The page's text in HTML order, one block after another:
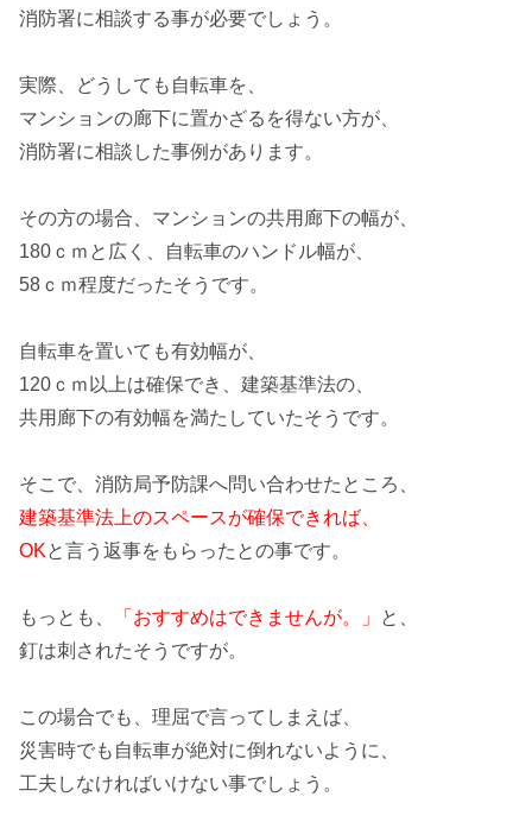
消防署に相談する事が必要でしょう。
実際、どうしても 自転車を、
マンションの廊下に置かざるを得ない方が、
消防署に相談した事例があります。
その方の場合、 マンションの共用 廊下の幅が、
180ｃｍと広く、自転車のハンドル幅が、
58ｃｍ程度だったそうです。
自転車を置いても有効幅が、
120ｃｍ以上は確保でき、 建築基準法の、
共用廊下の有効幅を満たしていたそうです。
そこで、 消防局予防課へ問い合わせたところ、
建築基準法上のスペースが確保できれば、
OKと言う返事をもらったとの事です。
もっとも、 「おすすめはできませんが。」
と、
釘は刺されたそうですが。
この場合でも、理屈で言ってしまえば、
災害時でも 自転車が絶対に倒れないように、
工夫しなければいけない事でしょう。